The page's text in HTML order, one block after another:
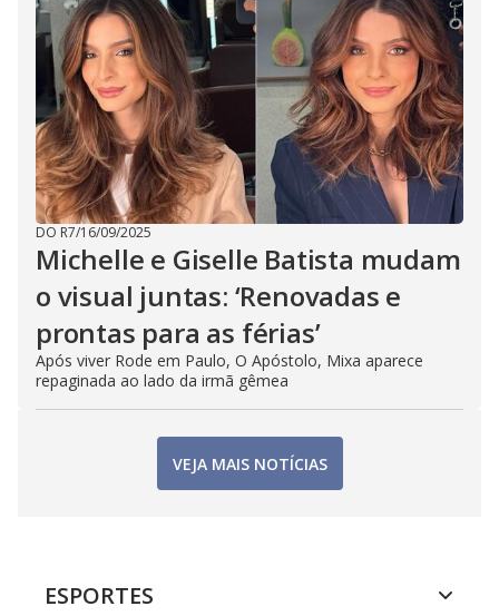
DO R7/16/09/2025
Michelle e Giselle Batista mudam
o visual juntas: ‘Renovadas e
prontas para as férias’
Após viver Rode em Paulo, O Apóstolo, Mixa aparece
repaginada ao lado da irmã gêmea
VEJA MAIS NOTÍCIAS
ESPORTES